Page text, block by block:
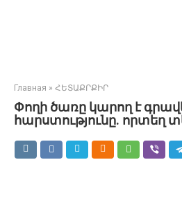
Главная » ՀԵՏԱՔՐՔԻՐ
Փողի ծառը կարող է
հարստությունը. որտեղ